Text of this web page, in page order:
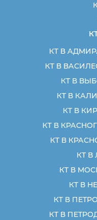
КТ В
КТ В
КТ В
КТ В
КТ В
КТ В
КТ В
КТ В
КТ В
КТ В
КТ В
КТ В